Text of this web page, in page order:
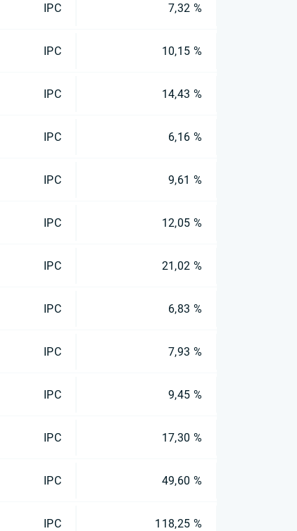
IPC 7,32 %
IPC 10,15 %
IPC 14,43 %
IPC 6,16 %
IPC 9,61 %
IPC 12,05 %
IPC 21,02 %
IPC 6,83 %
IPC 7,93 %
IPC 9,45 %
IPC 17,30 %
IPC 49,60 %
IPC 118,25 %